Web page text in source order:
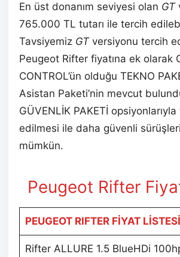
En üst donanım seviyesi olan GT
765.000 TL tutarı ile tercih
Tavsiyemiz GTversiyonu tercih
Peugeot Rifter fiyatına ek olarak
CONTROL’ün olduğu TEKNO
Asistan Paketi’nin mevcut
GÜVENLİK PAKETİ
edilmesi ile daha güvenli
mümkün.
Peugeot Rifter
PEUGEOT RIFTER FİYAT LİSTESİ
Rifter ALLURE 1.5 BlueHDi